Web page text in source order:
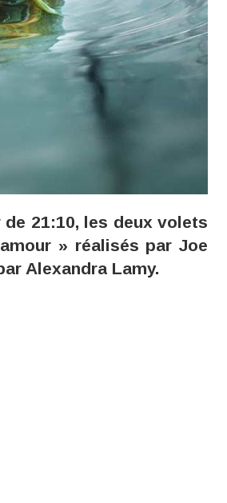
21:10, les deux volets
» réalisés par Joe
Alexandra Lamy.